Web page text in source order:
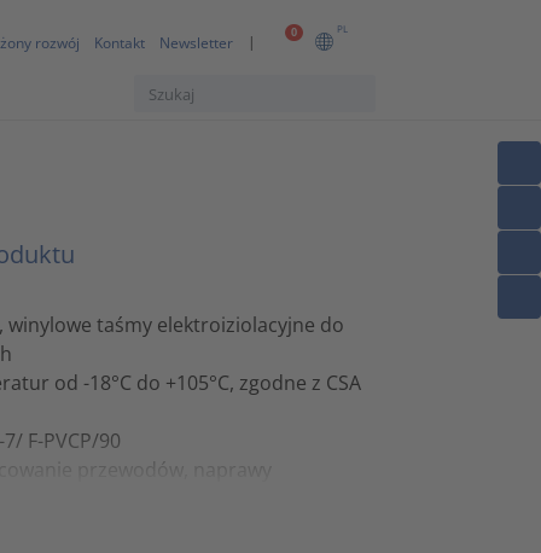
0 PL
rozwój Kontakt Newsletter
taśmy elektroiziolacyjne do
od -18°C do +105°C, zgodne z CSA
F-PVCP/90
przewodów, naprawy